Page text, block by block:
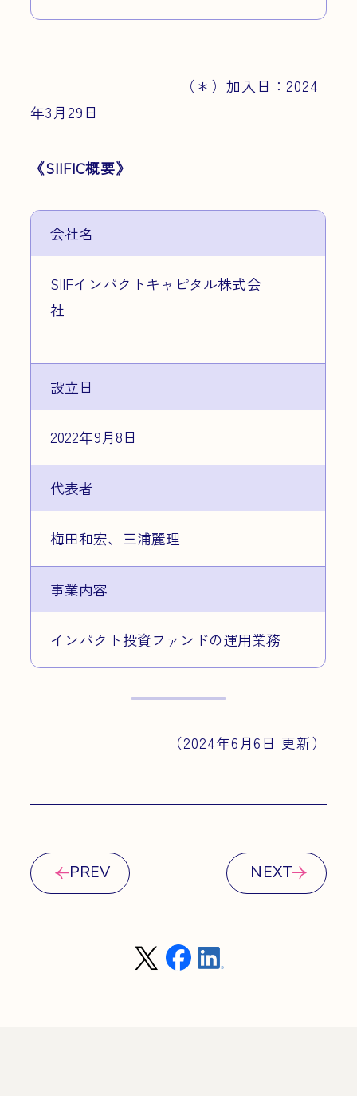
（＊）加入日：2024
年3月29日
《SIIFIC概要》
会社名
SIIFインパクトキャピタル株式会
社
設立日
2022年9月8日
代表者
梅田和宏、三浦麗理
事業内容
インパクト投資ファンドの運用業務
（2024年6月6日 更新）
PREV NEXT